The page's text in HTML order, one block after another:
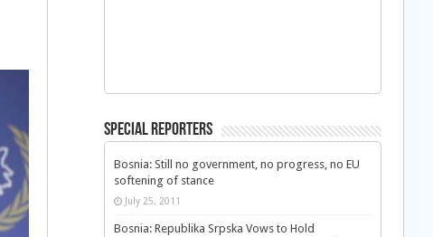
Special Reporters
Bosnia: Still no government, no progress, no EU
softening of stance
July 25, 2011
Bosnia: Republika Srpska Vows to Hold